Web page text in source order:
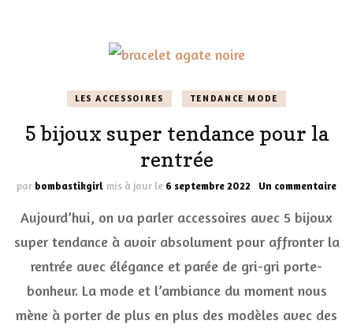
LES ACCESSOIRES TENDANCE MODE
5 bijoux super tendance pour la
rentrée
par bombastikgirl mis à jour le 6 septembre 2022 Un commentairesur
Aujourd’hui, on va parler accessoires avec 5 bijoux
super tendance à avoir absolument pour affronter la
rentrée avec élégance et parée de gri-gri porte-
bonheur. La mode et l’ambiance du moment nous
mène à porter de plus en plus des modèles avec des